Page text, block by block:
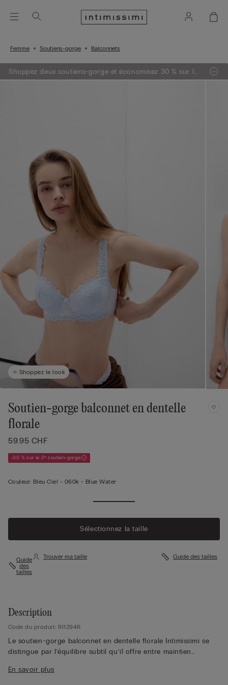
Femme Soutiens-gorge Balconnets
Shoppez deux soutiens-gorge et économisez 30 % sur le
deuxième!
Shoppez le look
Soutien-gorge balconnet en dentelle
florale
59.95 CHF
-30 % sur le 2ᵉ soutien-gorge
Couleur: Bleu Ciel - 060k - Blue Water
Sélectionnez la taille
Guide
des
tailles
Trouver ma taille Guide des tailles
Description
Code du produit: RI1294R
Le soutien-gorge balconnet en dentelle florale Intimissimi se
distingue par l’équilibre subtil qu’il offre entre maintien
délicatement en valeur le décolleté tout en assurant un soutien
En savoir plus